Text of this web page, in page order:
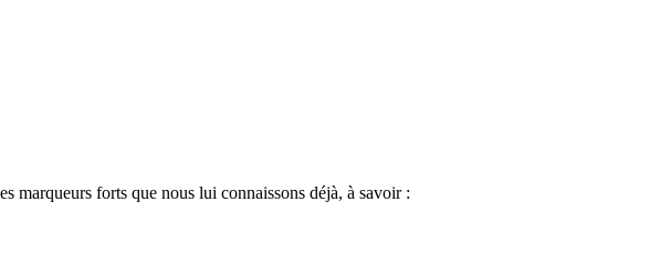
marqueurs forts que nous lui connaissons déjà, à savoir :